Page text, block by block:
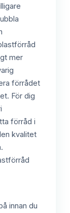
mer
förrådet
För dig
förråd i
kvalitet
innan du